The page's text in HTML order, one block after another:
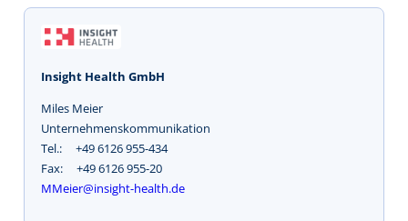
Insight Health GmbH
Miles Meier
Unternehmenskommunikation
Tel.: +49 6126 955-434
Fax: +49 6126 955-20
MMeier@insight-health.de